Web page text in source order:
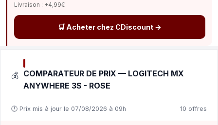
Livraison : +4,99€
🛒 Acheter chez CDiscount →
💰 COMPARATEUR DE PRIX — LOGITECH MX
ANYWHERE 3S - ROSE
🕐 Prix mis à jour le 07/08/2026 à 09h 10 offres